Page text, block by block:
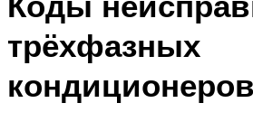
трёхфазных
кондиционеров